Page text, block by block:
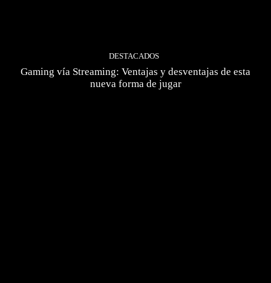
DESTACADOS
Gaming vía Streaming: Ventajas y desventajas de esta
nueva forma de jugar